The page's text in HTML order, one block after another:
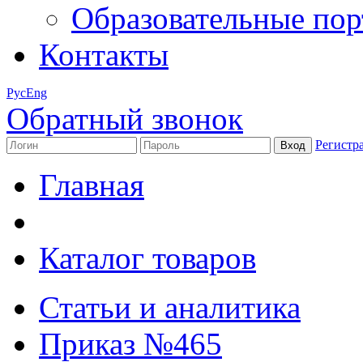
Образовательные
Контакты
РусEng
Обратный звонок
Главная
Каталог товаров
Статьи и аналитика
Приказ №465